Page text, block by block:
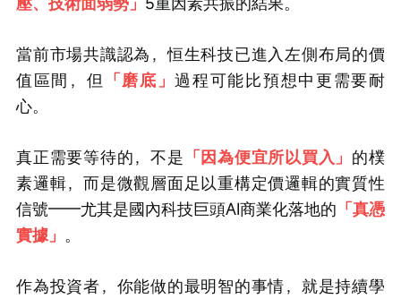
當前市場共識認為，恒生科技已進入左側布局的價
值區間，但 「磨底」過程可能比預想中更需要耐
心。
真正需要等待的，不是 「因為便宜所以買入」 的樸
素邏輯，而是微觀層面足以重構定價邏輯的實質性
信號——尤其是國內科技巨頭AI商業化落地的 「真憑
實據」 。
作為投資者，你能做的最明智的事情，就是持續學